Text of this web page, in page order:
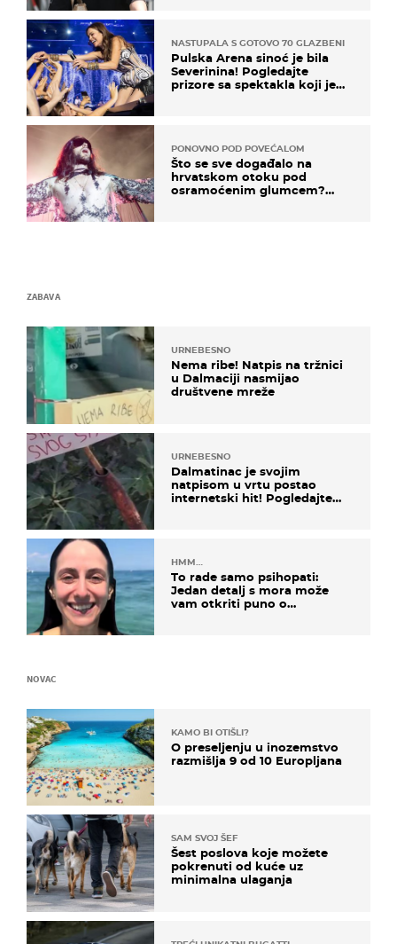
NASTUPALA S GOTOVO 70 GLAZBENIKA
Pulska Arena sinoć je bila
Severinina! Pogledajte
prizore sa spektakla koji je
PONOVNO POD POVEĆALOM
Što se sve događalo na
hrvatskom otoku pod
osramoćenim glumcem?
ZABAVA
URNEBESNO
Nema ribe! Natpis na tržnici
u Dalmaciji nasmijao
društvene mreže
URNEBESNO
Dalmatinac je svojim
natpisom u vrtu postao
internetski hit! Pogledajte
HMM…
To rade samo psihopati:
Jedan detalj s mora može
vam otkriti puno o
NOVAC
KAMO BI OTIŠLI?
O preseljenju u inozemstvo
razmišlja 9 od 10 Europljana
SAM SVOJ ŠEF
Šest poslova koje možete
pokrenuti od kuće uz
minimalna ulaganja